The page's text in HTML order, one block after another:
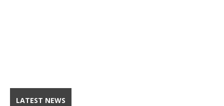
LATEST NEWS